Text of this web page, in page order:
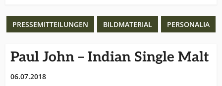
PRESSEMITTEILUNGEN BILDMATERIAL PERSONALIA
Paul John – Indian Single Malt
06.07.2018